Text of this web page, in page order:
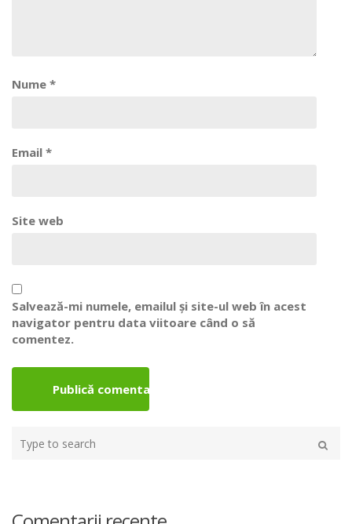
Nume *
Email *
Site web
Salvează-mi numele, emailul și site-ul web în acest
navigator pentru data viitoare când o să
comentez.
your